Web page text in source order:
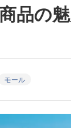
品の
モール